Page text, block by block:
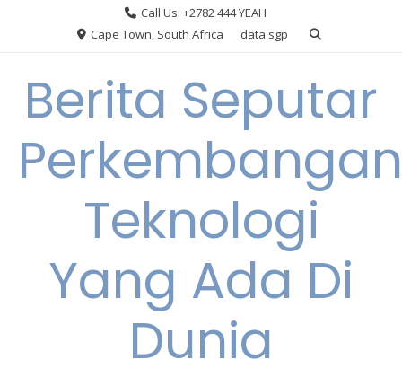
Call Us: +2782 444 YEAH
Cape Town, South Africa
data sgp
Berita Seputar
Perkembangan
Teknologi
Yang Ada Di
Dunia